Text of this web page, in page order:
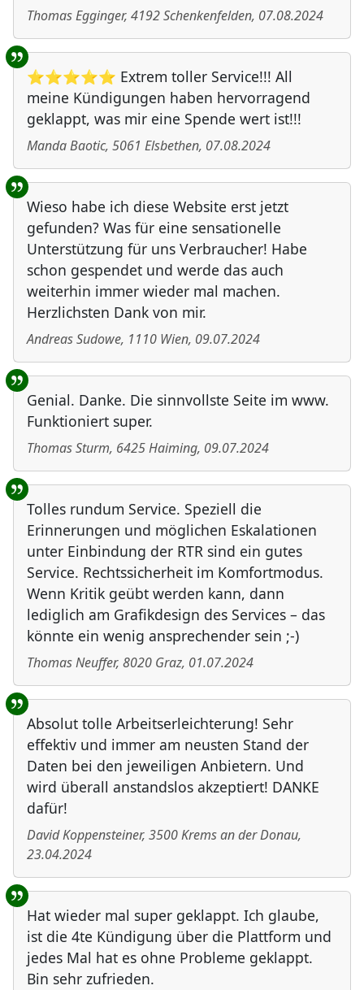
Thomas Egginger, 4192Schenkenfelden, 07.08.2024
⭐⭐⭐⭐⭐ Extrem toller Service!!! All
meine Kündigungen haben hervorragend
geklappt, was mir eine Spende wert ist!!!
Manda Baotic, 5061 Elsbethen, 07.08.2024
Wieso habe ich diese Website erst jetzt
gefunden? Was für eine sensationelle
Unterstützung für uns Verbraucher! Habe
schon gespendet und werde das auch
weiterhin immer wieder mal machen.
Herzlichsten Dank von mir.
Andreas Sudowe, 1110 Wien, 09.07.2024
Genial. Danke. Die sinnvollste Seite im www.
Funktioniert super.
Thomas Sturm, 6425Haiming, 09.07.2024
Tolles rundum Service. Speziell die
Erinnerungen und möglichen Eskalationen
unter Einbindung der RTR sind ein gutes
Service. Rechtssicherheit im Komfortmodus.
Wenn Kritik geübt werden kann, dann
lediglich am Grafikdesign des Services – das
könnte ein wenig ansprechender sein ;-)
Thomas Neuffer, 8020 Graz, 01.07.2024
Absolut tolle Arbeitserleichterung! Sehr
effektiv und immer am neusten Stand der
Daten bei den jeweiligen Anbietern. Und
wird überall anstandslos akzeptiert! DANKE
dafür!
David Koppensteiner, 3500Krems an der Donau,
23.04.2024
Hat wieder mal super geklappt. Ich glaube,
ist die 4te Kündigung über die Plattform und
jedes Mal hat es ohne Probleme geklappt.
Bin sehr zufrieden.